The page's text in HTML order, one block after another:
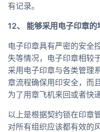
有记录。
12、 能够采用电子印章
电子印章具有严密的安全
失等情况，电子印章相较
采用电子印章与各类管理
章流程确保用印安全，而
为了用章飞机来回或者快
以上是根据契约锁在印章
对所有组织应该都有效的